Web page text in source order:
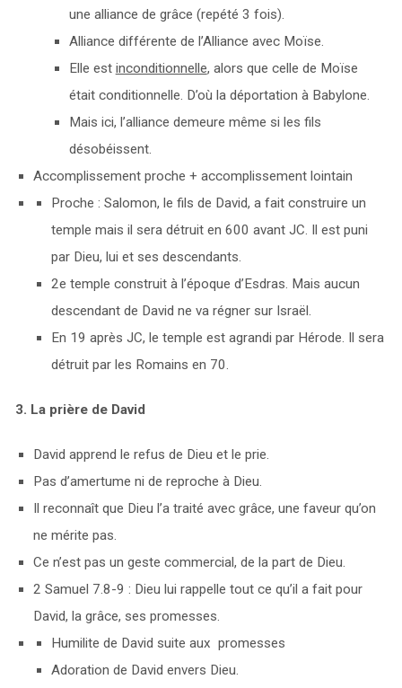
une alliance de grâce (repété 3 fois).
Alliance différente de l’Alliance avec Moïse.
Elle est inconditionnelle, alors que celle de Moïse
était conditionnelle. D’où la déportation à Babylone.
Mais ici, l’alliance demeure même si les fils
désobéissent.
Accomplissement proche + accomplissement lointain
Proche : Salomon, le fils de David, a fait construire un
temple mais il sera détruit en 600 avant JC. Il est puni
par Dieu, lui et ses descendants.
2e temple construit à l’époque d’Esdras. Mais aucun
descendant de David ne va régner sur Israël.
En 19 après JC, le temple est agrandi par Hérode. Il sera
détruit par les Romains en 70.
3. La prière de David
David apprend le refus de Dieu et le prie.
Pas d’amertume ni de reproche à Dieu.
Il reconnaît que Dieu l’a traité avec grâce, une faveur qu’on
ne mérite pas.
Ce n’est pas un geste commercial, de la part de Dieu.
2 Samuel 7.8-9 : Dieu lui rappelle tout ce qu’il a fait pour
David, la grâce, ses promesses.
Humilite de David suite aux promesses
Adoration de David envers Dieu.